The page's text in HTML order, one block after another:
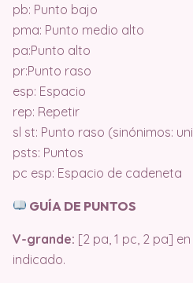
pb: Punto bajo
pma: Punto medio alto
pa:Punto alto
pr:Punto raso
esp: Espacio
rep: Repetir
sl st: Punto raso (sinónimos:
psts: Puntos
pc esp: Espacio de cadeneta
GUÍA DE PUNTOS
V-grande: [2 pa, 1 pc, 2 pa]
indicado.